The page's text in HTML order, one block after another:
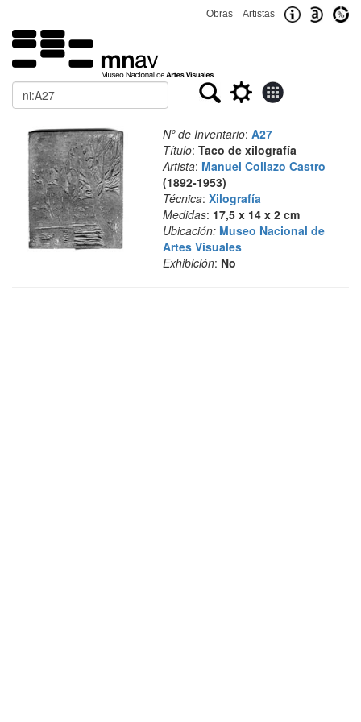
Obras Artistas
Buscar
Nº de Inventario: A27
Título: Taco de xilografía
Artista: Manuel Collazo Castro
(1892-1953)
Técnica: Xilografía
Medidas: 17,5 x 14 x 2 cm
Ubicación: Museo Nacional de
Artes Visuales
Exhibición: No